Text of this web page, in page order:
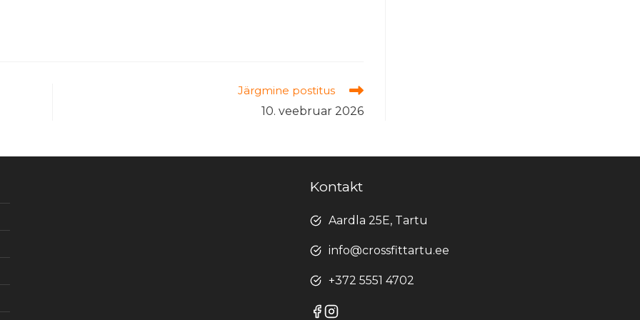
Järgmine postitus
10. veebruar 2026
Kontakt
Aardla 25E, Tartu
info@crossfittartu.ee
+372 5551 4702